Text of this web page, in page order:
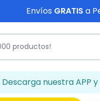
Envíos GRATIS a
Descarga nuestra APP